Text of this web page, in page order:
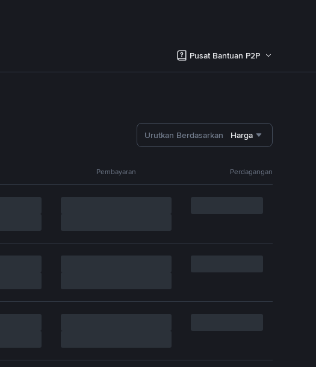
Pusat Bantuan P2P
Urutkan Berdasarkan Harga
Pembayaran Perdagangan